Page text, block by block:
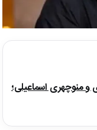
منوچهری اسماعیلی؛